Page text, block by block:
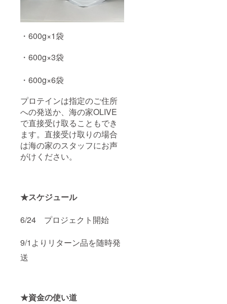
・600g×1袋
・600g×3袋
・600g×6袋
プロテインは指定のご住所
への発送か、海の家OLIVE
で直接受け取ることもでき
ます。直接受け取りの場合
は海の家のスタッフにお声
がけください。
★スケジュール
6/24 プロジェクト開始
9/1よりリターン品を随時発
送
★資金の使い道